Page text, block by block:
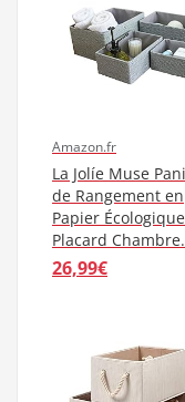
Amazon.fr
La Jolíe Muse
de Rangement en
Papier
Placard
26,99€